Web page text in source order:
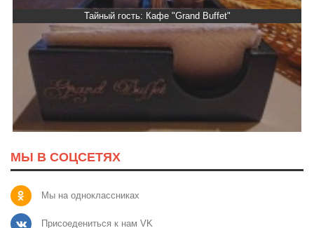
Тайный гость: Кафе "Grand Buffet"
МЫ В СОЦСЕТЯХ
Мы на одноклассниках
Присоедениться к нам VK